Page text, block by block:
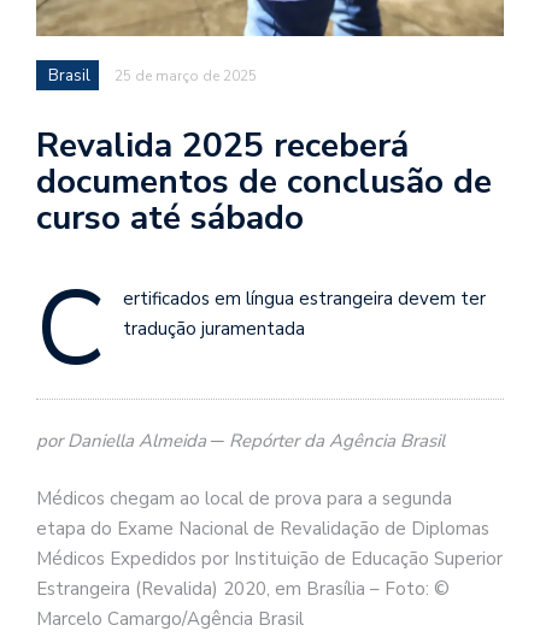
Brasil 25 de março de 2025
Revalida 2025 receberá
documentos de conclusão de
curso até sábado
C
ertificados em língua estrangeira devem ter
tradução juramentada
por Daniella Almeida ─ Repórter da Agência Brasil
Médicos chegam ao local de prova para a segunda
etapa do Exame Nacional de Revalidação de Diplomas
Médicos Expedidos por Instituição de Educação Superior
Estrangeira (Revalida) 2020, em Brasília – Foto: ©
Marcelo Camargo/Agência Brasil